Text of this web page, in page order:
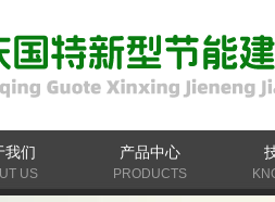
我们 产品中心
US PRODUCTS